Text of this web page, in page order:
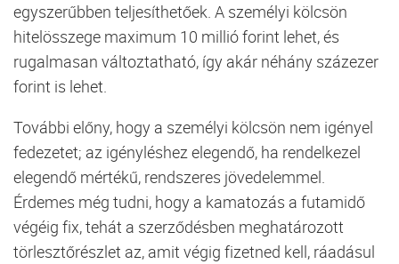
egyszerűbben teljesíthetőek. A személyi kölcsön
hitelösszege maximum 10 millió forint lehet, és
rugalmasan változtatható, így akár néhány százezer
forint is lehet.
További előny, hogy a személyi kölcsön nem igényel
fedezetet; az igényléshez elegendő, ha rendelkezel
elegendő mértékű, rendszeres jövedelemmel.
Érdemes még tudni, hogy a kamatozás a futamidő
végéig fix, tehát a szerződésben meghatározott
törlesztőrészlet az, amit végig fizetned kell, ráadásul